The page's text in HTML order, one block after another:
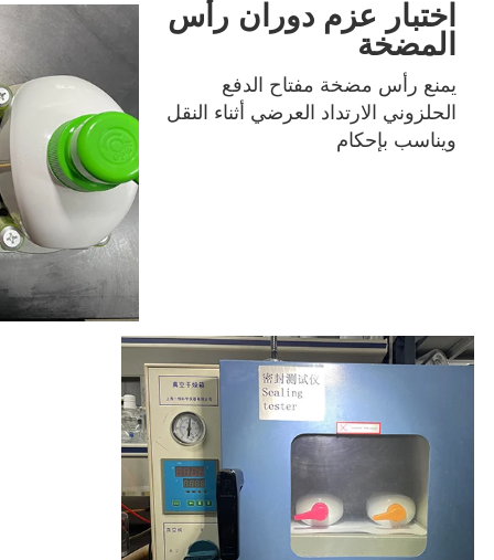
رأس
الحلزوني الارتداد العرضي أثناء النقل
-0.05 ميجا باسكال
5 دقائق اختبار بيئة فراغ
-70 درجة) البيئة